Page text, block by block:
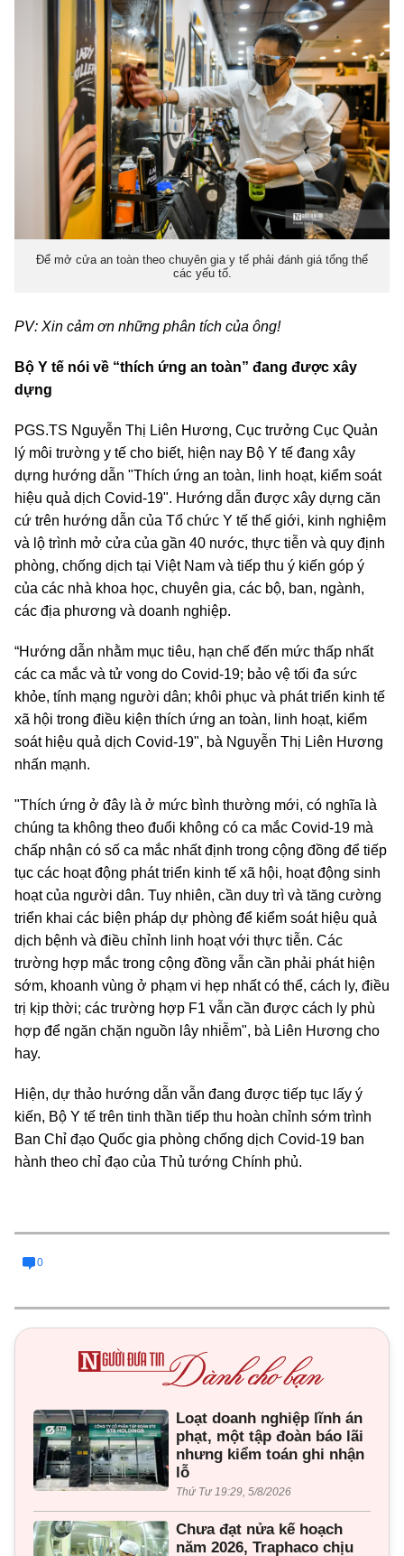
Để mở cửa an toàn theo chuyên gia y tế phải đánh giá tổng thể
các yếu tố.
PV: Xin cảm ơn những phân tích của ông!
Bộ Y tế nói về “thích ứng an toàn” đang được xây
dựng
PGS.TS Nguyễn Thị Liên Hương, Cục trưởng Cục Quản
lý môi trường y tế cho biết, hiện nay Bộ Y tế đang xây
dựng hướng dẫn "Thích ứng an toàn, linh hoạt, kiểm soát
hiệu quả dịch Covid-19". Hướng dẫn được xây dựng căn
cứ trên hướng dẫn của Tổ chức Y tế thế giới, kinh nghiệm
và lộ trình mở cửa của gần 40 nước, thực tiễn và quy định
phòng, chống dịch tại Việt Nam và tiếp thu ý kiến góp ý
của các nhà khoa học, chuyên gia, các bộ, ban, ngành,
các địa phương và doanh nghiệp.
“Hướng dẫn nhằm mục tiêu, hạn chế đến mức thấp nhất
các ca mắc và tử vong do Covid-19; bảo vệ tối đa sức
khỏe, tính mạng người dân; khôi phục và phát triển kinh tế
xã hội trong điều kiện thích ứng an toàn, linh hoạt, kiểm
soát hiệu quả dịch Covid-19", bà Nguyễn Thị Liên Hương
nhấn mạnh.
"Thích ứng ở đây là ở mức bình thường mới, có nghĩa là
chúng ta không theo đuổi không có ca mắc Covid-19 mà
chấp nhận có số ca mắc nhất định trong cộng đồng để tiếp
tục các hoạt động phát triển kinh tế xã hội, hoạt động sinh
hoạt của người dân. Tuy nhiên, cần duy trì và tăng cường
triển khai các biện pháp dự phòng để kiểm soát hiệu quả
dịch bệnh và điều chỉnh linh hoạt với thực tiễn. Các
trường hợp mắc trong cộng đồng vẫn cần phải phát hiện
sớm, khoanh vùng ở phạm vi hẹp nhất có thể, cách ly, điều
trị kịp thời; các trường hợp F1 vẫn cần được cách ly phù
hợp để ngăn chặn nguồn lây nhiễm", bà Liên Hương cho
hay.
Hiện, dự thảo hướng dẫn vẫn đang được tiếp tục lấy ý
kiến, Bộ Y tế trên tinh thần tiếp thu hoàn chỉnh sớm trình
Ban Chỉ đạo Quốc gia phòng chống dịch Covid-19 ban
hành theo chỉ đạo của Thủ tướng Chính phủ.
0
Loạt doanh nghiệp lĩnh án
phạt, một tập đoàn báo lãi
nhưng kiểm toán ghi nhận
lỗ
Thứ Tư 19:29, 5/8/2026
Chưa đạt nửa kế hoạch
năm 2026, Traphaco chịu